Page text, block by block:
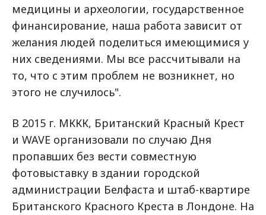
медицины и археологии, государственное
финансирование, наша работа зависит от
желания людей поделиться имеющимися у
них сведениями. Мы все рассчитывали на
то, что с этим проблем не возникнет, но
этого не случилось".
В 2015 г. МККК, Британский Красный Крест
и WAVE организовали по случаю Дня
пропавших без вести совместную
фотовыставку в здании городской
администрации Белфаста и штаб-квартире
Британского Красного Креста в Лондоне. На